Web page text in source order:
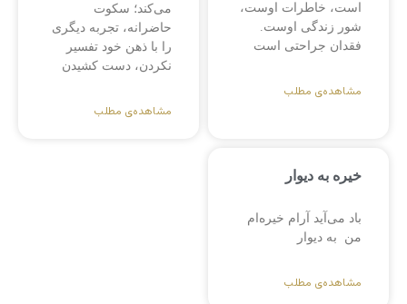
است، خاطرات اوست،
شور زندگی اوست.
فقدان جراحتی است
مشاهده‌ی مطلب
می‌کند؛ سکوت
حاضرانه، تجربه دیگری
را با ذهن خود تفسیر
نکردن، دست کشیدن
مشاهده‌ی مطلب
خیره به دیوار
باد می‌آید آرام خیره‌ام
من به دیوار
مشاهده‌ی مطلب